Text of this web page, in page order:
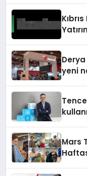
yeni
Mars